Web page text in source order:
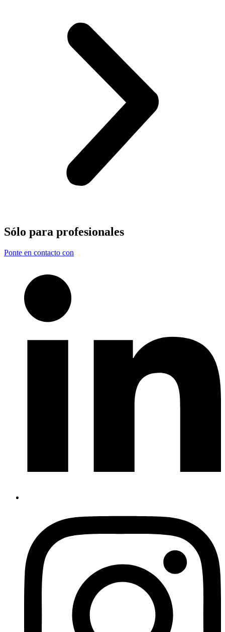
Sólo para profesionales
Ponte en contacto con